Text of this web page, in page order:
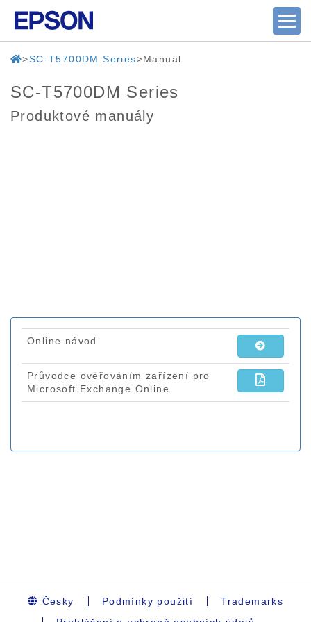
SC-T5700DM Series Manual
SC-T5700DM Series
Produktové manuály
Česky Podmínky použití
Trademarks